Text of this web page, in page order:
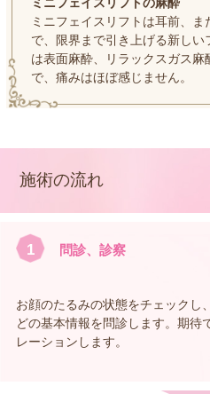
ミニフェイスリフトは耳前、
で、限界まで引き上げる新し
は表面麻酔、リラックスガス
で、痛みはほぼ感じません。
施術の流れ
1 問診、診察
お顔のたるみの状態をチェックし
どの基本情報を問診します。期待
レーションします。